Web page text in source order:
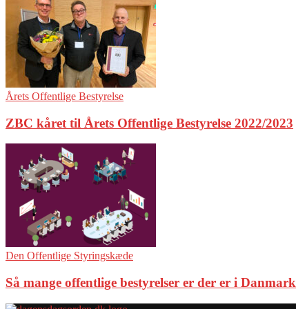
Årets Offentlige Bestyrelse
ZBC kåret til Årets Offentlige Bestyrelse 2022/2023
Den Offentlige Styringskæde
Så mange offentlige bestyrelser er der er i Danmark